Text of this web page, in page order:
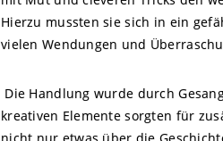
Hierzu mussten sie sich in ein
vielen Wendungen und
Die Handlung wurde durch
kreativen Elemente sorgten für
nicht nur etwas über die